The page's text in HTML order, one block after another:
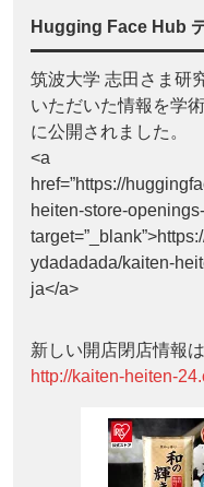
Hugging Face Hub
筑波大学 志田さま研
いただいた情報を学
に公開されました。
<a
href=”https://
heiten-store-
ydadadada/kaiten-
ja</a>
新しい開店閉店情報
http://kaiten-heiten-